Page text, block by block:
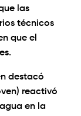
las
técnicos
que el
destacó
reactivó
en la